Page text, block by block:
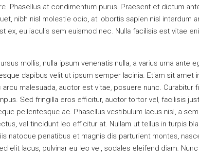
Phasellus at condimentum purus. Praesent et dictum
nibh nisl molestie odio, at lobortis sapien nisl interdum
ex, eu iaculis sem euismod nec. Nulla facilisis est vitae
mollis, nulla ipsum venenatis nulla, a varius urna ante
dapibus velit ut ipsum semper lacinia. Etiam sit
malesuada, auctor est vitae, posuere nunc.
Sed fringilla eros efficitur, auctor tortor vel, facilisis
pellentesque ac. Phasellus vestibulum lacus nisl, a
vel tincidunt leo efficitur at. Nullam ut tellus in turpis
natoque penatibus et magnis dis parturient montes,
elit lacus, pulvinar eu leo vel, sodales eleifend diam.